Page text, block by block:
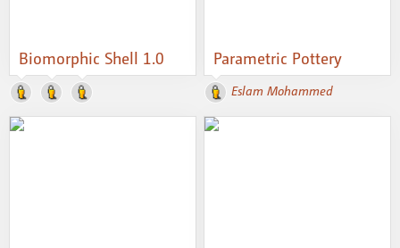
Biomorphic Shell 1.0 Parametric Pottery
Eslam Mohammed